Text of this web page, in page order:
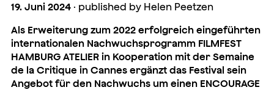
19. Juni 2024· published by Helen Peetzen
Als Erweiterung zum 2022 erfolgreich eingeführten
internationalen Nachwuchsprogramm FILMFEST
HAMBURG ATELIER in Kooperation mit der Semaine
de la Critique in Cannes ergänzt das Festival sein
Angebot für den Nachwuchs um einen ENCOURAGE